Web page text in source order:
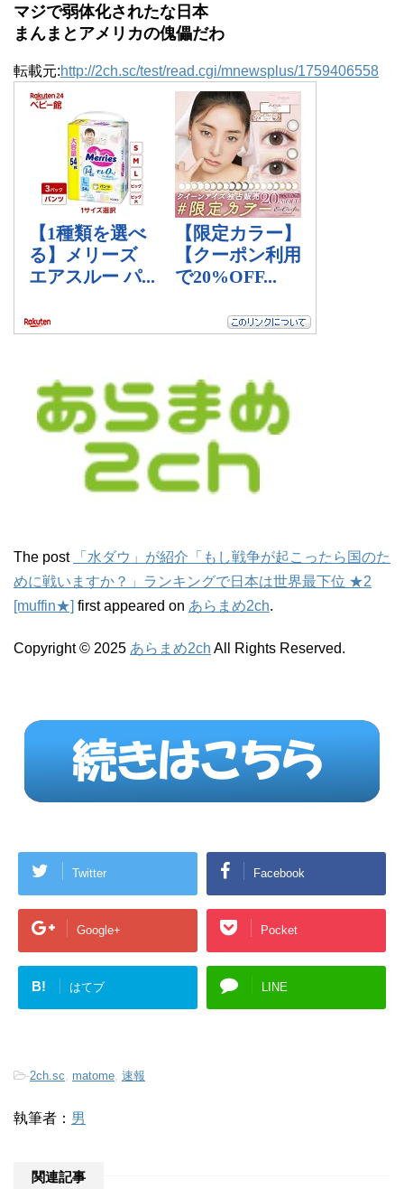
マジで弱体化されたな日本
まんまとアメリカの傀儡だわ
転載元:http://2ch.sc/test/read.cgi/mnewsplus/1759406558
The post
「水ダウ」が紹介「もし戦争が起こったら国のた
めに戦いますか？」ランキングで日本は世界最下位 ★2
[muffin★] first appeared on あらまめ2ch.
Copyright © 2025 あらまめ2ch All Rights Reserved.
Twitter Facebook
Google+ Pocket
B! はてブ LINE
-2ch.sc matome 速報
執筆者： 男
関連記事